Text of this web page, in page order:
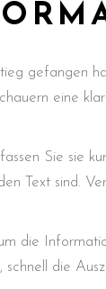
gefangen
eine
Sie sie
Text sind.
die
schnell die